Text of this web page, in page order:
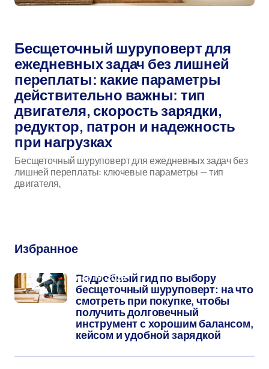
Бесщеточный шуруповерт для
ежедневных задач без лишней
переплаты: какие параметры
действительно важны: тип
двигателя, скорость зарядки,
редуктор, патрон и надежность
при нагрузках
Бесщеточный шуруповерт для ежедневных задач без
лишней переплаты: ключевые параметры — тип
двигателя,
Избранное
Подробный гид по выбору
бесщеточный шуруповерт: на что
смотреть при покупке, чтобы
получить долговечный
инструмент с хорошим балансом,
кейсом и удобной зарядкой
мар 19, 2026